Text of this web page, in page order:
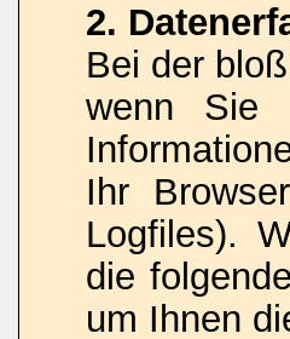
2.
Bei der
wenn Sie
Ihr
Logfiles).
die
um Ihnen